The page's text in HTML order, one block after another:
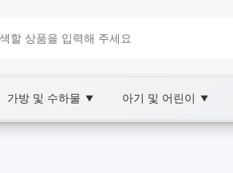
가방 및 수하물 ▼ 아기 및 어린이 ▼